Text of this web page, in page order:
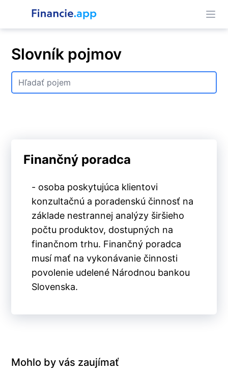
Slovník pojmov
Finančný poradca
- osoba poskytujúca klientovi
konzultačnú a poradenskú činnosť na
základe nestrannej analýzy širšieho
počtu produktov, dostupných na
finančnom trhu. Finančný poradca
musí mať na vykonávanie činnosti
povolenie udelené Národnou bankou
Slovenska.
Mohlo by vás zaujímať